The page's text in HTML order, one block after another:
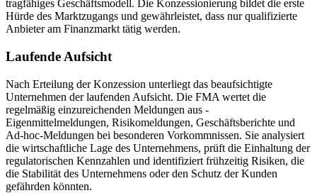
tragfähiges Geschäftsmodell. Die Konzessionierung bildet die erste
Hürde des Marktzugangs und gewährleistet, dass nur qualifizierte
Anbieter am Finanzmarkt tätig werden.
Laufende Aufsicht
Nach Erteilung der Konzession unterliegt das beaufsichtigte
Unternehmen der laufenden Aufsicht. Die FMA wertet die
regelmäßig einzureichenden Meldungen aus -
Eigenmittelmeldungen, Risikomeldungen, Geschäftsberichte und
Ad-hoc-Meldungen bei besonderen Vorkommnissen. Sie analysiert
die wirtschaftliche Lage des Unternehmens, prüft die Einhaltung der
regulatorischen Kennzahlen und identifiziert frühzeitig Risiken, die
die Stabilität des Unternehmens oder den Schutz der Kunden
gefährden könnten.